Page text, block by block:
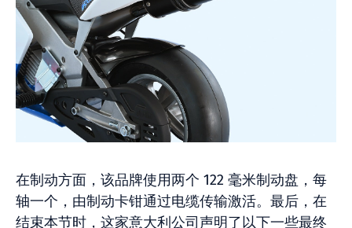
在制动方面，该品牌使用两个 122 毫米制动盘，每
轴一个，由制动卡钳通过电缆传输激活。最后，在
结束本节时，这家意大利公司声明了以下一些最终